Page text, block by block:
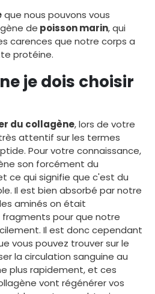
que nous pouvons vous
de poisson marin, qui
carences que notre corps a
protéine.
je dois choisir
du collagène, lors de votre
attentif sur les termes
Pour votre connaissance,
son forcément du
ce qui signifie que c'est du
Il est bien absorbé par notre
aminés on était
pour que notre
Il est donc cependant
vous pouvez trouver sur le
la circulation sanguine au
plus rapidement, et ces
vont régénérer vos